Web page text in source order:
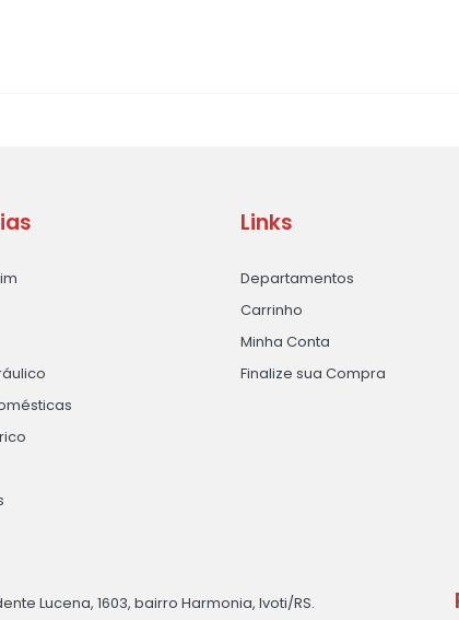
Links
Departamentos
Carrinho
Minha Conta
Finalize sua Compra
Lucena, 1603, bairro Harmonia, Ivoti/RS.